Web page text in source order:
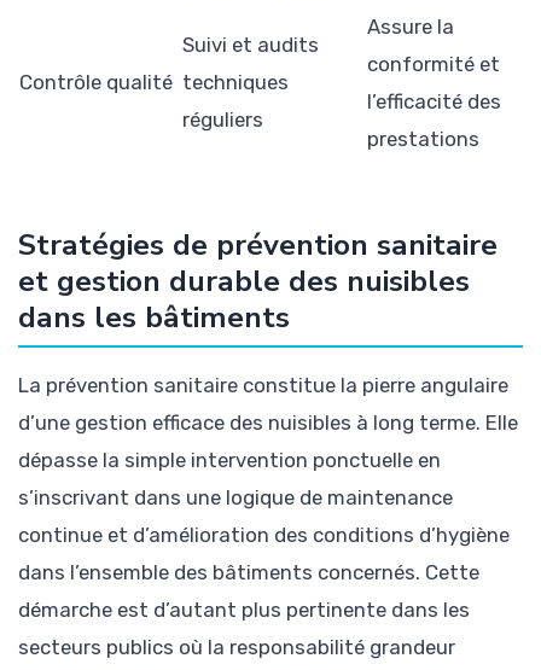
Contrôle qualité
Suivi et audits
techniques
réguliers
Assure la
conformité et
l’efficacité des
prestations
Stratégies de prévention sanitaire
et gestion durable des nuisibles
dans les bâtiments
La prévention sanitaire constitue la pierre angulaire
d’une gestion efficace des nuisibles à long terme. Elle
dépasse la simple intervention ponctuelle en
s’inscrivant dans une logique de maintenance
continue et d’amélioration des conditions d’hygiène
dans l’ensemble des bâtiments concernés. Cette
démarche est d’autant plus pertinente dans les
secteurs publics où la responsabilité grandeur